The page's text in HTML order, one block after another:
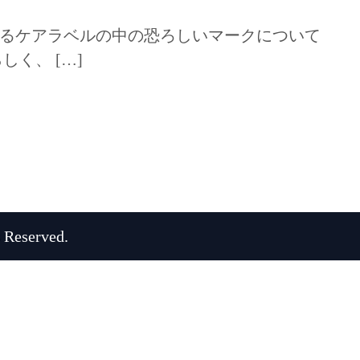
ケアラベルの中の恐ろしいマークについて
しく、 […]